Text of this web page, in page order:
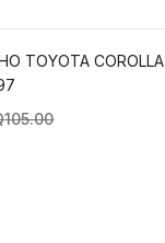
TOYOTA COROLLA
105.00